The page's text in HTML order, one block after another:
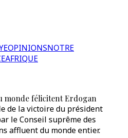
OPINIONSNOTRE
AFRIQUE
monde félicitent Erdogan
de la victoire du président
le Conseil suprême des
affluent du monde entier.